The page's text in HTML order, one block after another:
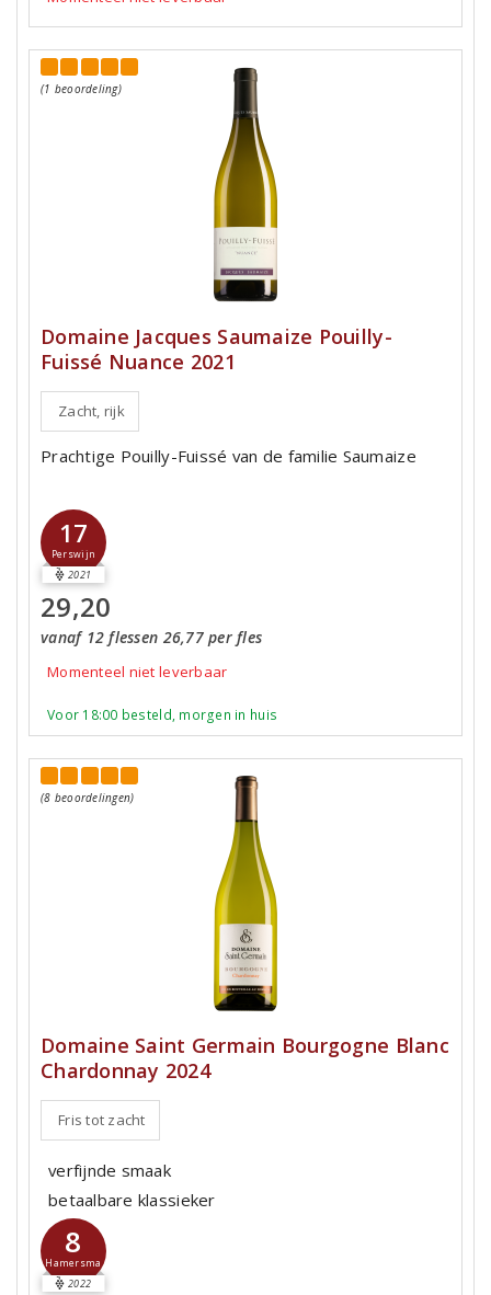
(1 beoordeling)
Domaine Jacques Saumaize Pouilly-
Fuissé Nuance 2021
Zacht, rijk
Prachtige Pouilly-Fuissé van de familie Saumaize
17
Perswijn
2021
29,20
vanaf 12 flessen 26,77 per fles
Momenteel niet leverbaar
Voor 18:00 besteld, morgen in huis
(8 beoordelingen)
Domaine Saint Germain Bourgogne Blanc
Chardonnay 2024
Fris tot zacht
verfijnde smaak
betaalbare klassieker
8
Hamersma
2022